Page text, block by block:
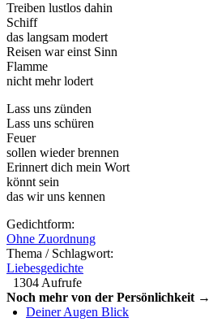
Treiben lustlos dahin
Schiff
das langsam modert
Reisen war einst Sinn
Flamme
nicht mehr lodert
Lass uns zünden
Lass uns schüren
Feuer
sollen wieder brennen
Erinnert dich mein Wort
könnt sein
das wir uns kennen
Gedichtform:
Ohne Zuordnung
Thema / Schlagwort:
Liebesgedichte
1304 Aufrufe
Noch mehr von der Persönlichkeit →
Deiner Augen Blick